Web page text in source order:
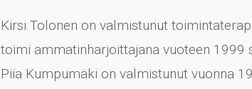
Kirsi Tolonen on valmistunut
toimi ammatinharjoittajana vuoteen 1999
Piia Kumpumäki on valmistunut vuonna